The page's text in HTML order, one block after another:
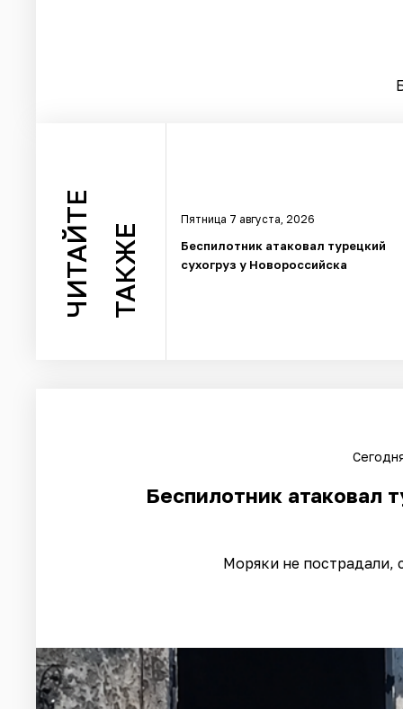
ЧИТАЙТЕ ТАКЖЕ
Пятница 7 августа, 2026
Беспилотник атаковал турецкий
сухогруз у Новороссийска
Беспилотник атаковал
Моряки не пострадали,